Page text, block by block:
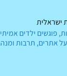
ישראלית
פוגשים ילדים
עלאתרים, תרבות